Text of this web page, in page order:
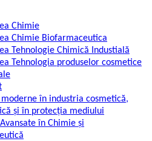
Chimie
Chimie Biofarmaceutica
Tehnologie Chimică Industială
Tehnologia produselor cosmetice
în industria cosmetică,
și în protecția mediului
în Chimie și